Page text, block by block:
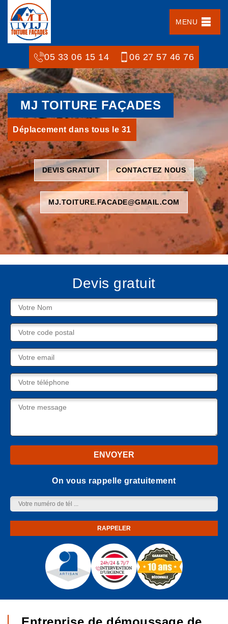
MENU
05 33 06 15 14 06 27 57 46 76
MJ TOITURE FAÇADES
Déplacement dans tous le 31
DEVIS GRATUIT CONTACTEZ NOUS
MJ.TOITURE.FACADE@GMAIL.COM
Devis gratuit
On vous rappelle gratuitement